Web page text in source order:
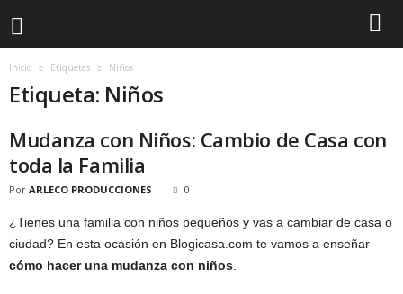
Inicio Etiquetas Niños
Etiqueta: Niños
Mudanza con Niños: Cambio de Casa con
toda la Familia
Por ARLECO PRODUCCIONES 0
¿Tienes una familia con niños pequeños y vas a cambiar de casa o
ciudad? En esta ocasión en Blogicasa.com te vamos a enseñar
cómo hacer una mudanza con niños